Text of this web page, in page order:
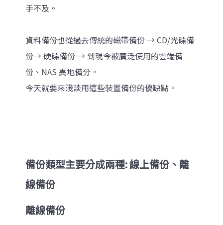
手不及。
資料備份也從過去傳統的磁帶備份 → CD/光碟備
份→ 硬碟備份 → 到現今被廣泛使用的雲端備
份、NAS 異地備分。
今天就要來淺談用這些裝置備份的優缺點。
備份類型主要分成兩種: 線上備份、離
線備份
離線備份